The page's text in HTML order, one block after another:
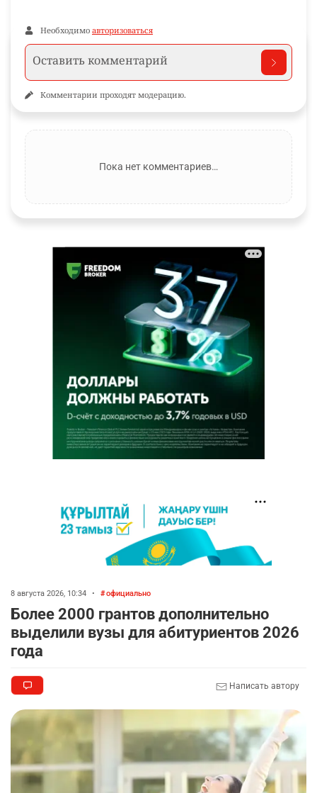
Необходимо авторизоваться
Комментарии проходят модерацию.
Пока нет комментариев…
8 августа 2026, 10:34 • официально
Более 2000 грантов дополнительно
выделили вузы для абитуриентов 2026
года
Написать автору